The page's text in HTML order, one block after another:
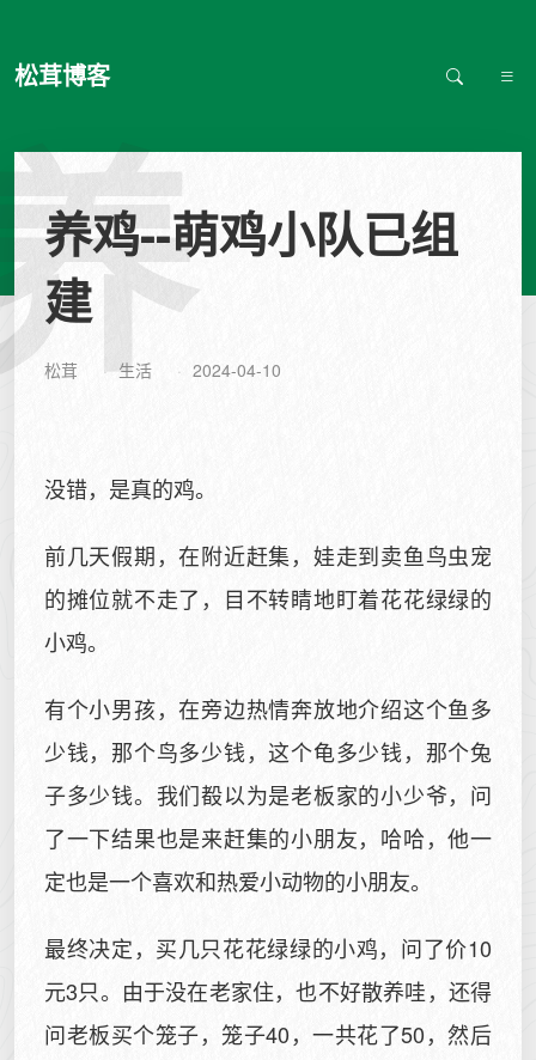
松茸博客
养鸡--萌鸡小队已组
建
松茸 生活 2024-04-10
没错，是真的鸡。
前几天假期，在附近赶集，娃走到卖鱼鸟虫宠
的摊位就不走了，目不转睛地盯着花花绿绿的
小鸡。
有个小男孩，在旁边热情奔放地介绍这个鱼多
少钱，那个鸟多少钱，这个龟多少钱，那个兔
子多少钱。我们殾以为是老板家的小少爷，问
了一下结果也是来赶集的小朋友，哈哈，他一
定也是一个喜欢和热爱小动物的小朋友。
最终决定，买几只花花绿绿的小鸡，问了价10
元3只。由于没在老家住，也不好散养哇，还得
问老板买个笼子，笼子40，一共花了50，然后